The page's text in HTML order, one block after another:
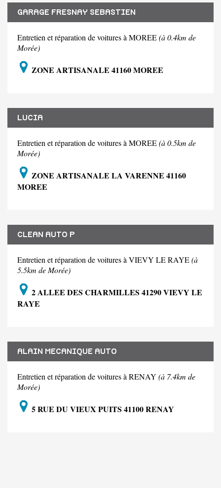
GARAGE FRESNAY SEBASTIEN
Entretien et réparation de voitures à MOREE(à 0.4km de
Morée)
ZONE ARTISANALE 41160 MOREE
LUCIA
Entretien et réparation de voitures à MOREE(à 0.5km de
Morée)
ZONE ARTISANALE LA VARENNE 41160
MOREE
CLEAN AUTO P
Entretien et réparation de voitures à VIEVY LE RAYE(à
5.5km de Morée)
2 ALLEE DES CHARMILLES 41290 VIEVY LE
RAYE
ALAIN MECANIQUE AUTO
Entretien et réparation de voitures à RENAY (à 7.4km de
Morée)
5 RUE DU VIEUX PUITS 41100 RENAY